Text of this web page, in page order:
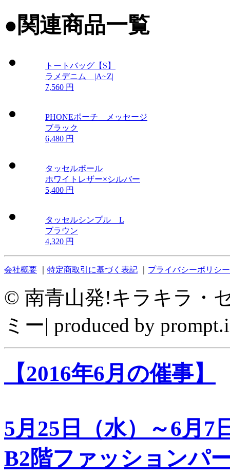
●関連商品一覧
トートバッグ【S】
ラメデニム |A~Z|
7,560 円
PHONEポーチ メッセージ
ブラック
6,480 円
タッセルボール
ホワイトレザー×シルバー
5,400 円
タッセルシンプル L
ブラウン
4,320 円
会社概要 特定商取引に基づく表記 プライバシーポリシー
© 南青山発!キラキラ・
ミー| produced by
【2016年6月の催事】
5月25日（水）～6月7
B2階ファッションパ